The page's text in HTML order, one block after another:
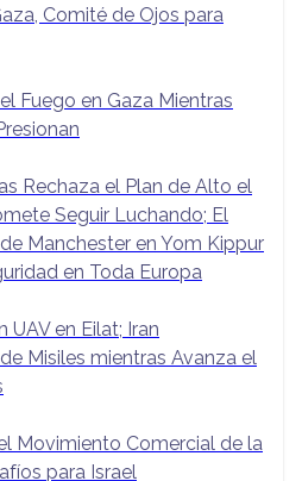
Comité de Ojos para
Fuego en Gaza Mientras
Rechaza el Plan de Alto el
Seguir Luchando; El
Manchester en Yom Kippur
en Toda Europa
UAV en Eilat; Iran
Misiles mientras Avanza el
Movimiento Comercial de la
para Israel